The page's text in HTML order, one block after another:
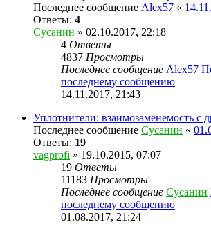
Последнее сообщение Alex57 «
Ответы: 4
Сусанин » 02.10.2017, 22:18
4 Ответы
4837 Просмотры
Последнее сообщение Alex57
последнему сообщению
14.11.2017, 21:43
Уплотнители: взаимозаменемость с
Последнее сообщение Сусанин «
Ответы: 19
vagprofi » 19.10.2015, 07:07
19 Ответы
11183 Просмотры
Последнее сообщение Сусанин
последнему сообщению
01.08.2017, 21:24